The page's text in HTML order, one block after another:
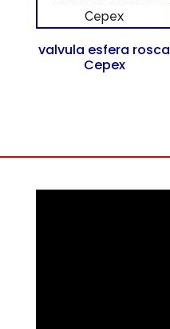
valvula esfera rosca
Cepex